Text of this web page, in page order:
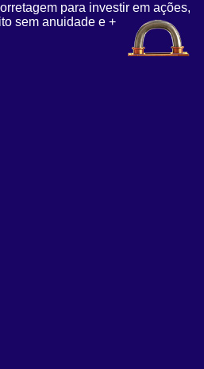
para investir em ações,
sem anuidade e +